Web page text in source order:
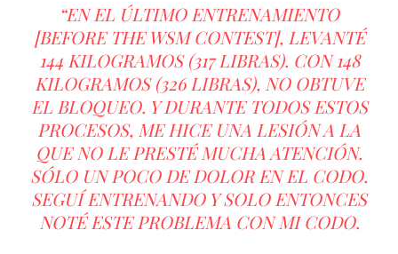
“EN EL ÚLTIMO ENTRENAMIENTO
[BEFORE THE WSM CONTEST], LEVANTÉ
144 KILOGRAMOS (317 LIBRAS). CON 148
KILOGRAMOS (326 LIBRAS), NO OBTUVE
EL BLOQUEO. Y DURANTE TODOS ESTOS
PROCESOS, ME HICE UNA LESIÓN A LA
QUE NO LE PRESTÉ MUCHA ATENCIÓN.
SÓLO UN POCO DE DOLOR EN EL CODO.
SEGUÍ ENTRENANDO Y SOLO ENTONCES
NOTÉ ESTE PROBLEMA CON MI CODO.